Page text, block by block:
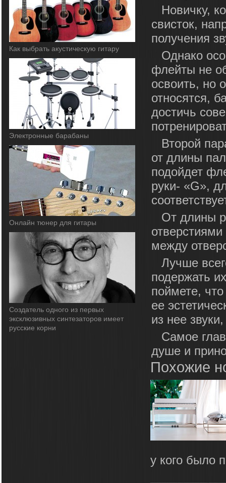
Как выбрать акустическую гитару
Электронные барабаны
Онлайн тюнер для гитары
Cоздатель одного из первых
эксклюзивных синтезаторов имеет
русские корни
Новичку,
свисток,
получения
Однако
флейты не
освоить, но
относятся,
достичь
Второй
от длины
подойдет
руки- «G»,
От длины
между
Лучше
подержать
поймете,
ее
из нее
Самое
душе и
Похожие
у кого было